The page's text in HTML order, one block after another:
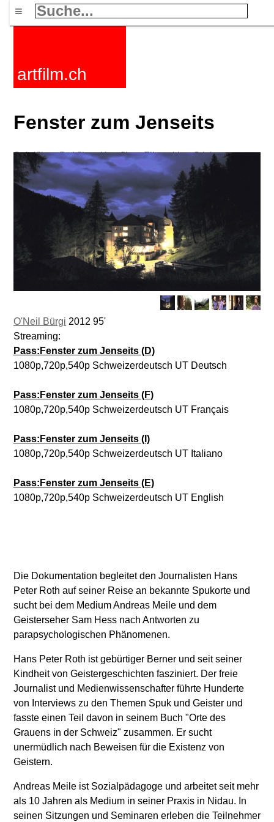
≡
artfilm.ch
Fenster zum Jenseits
O'Neil Bürgi 2012 95'
Streaming:
Pass:Fenster zum Jenseits (D)
1080p,720p,540p Schweizerdeutsch UT Deutsch
Pass:Fenster zum Jenseits (F)
1080p,720p,540p Schweizerdeutsch UT Français
Pass:Fenster zum Jenseits (I)
1080p,720p,540p Schweizerdeutsch UT Italiano
Pass:Fenster zum Jenseits (E)
1080p,720p,540p Schweizerdeutsch UT English
Die Dokumentation begleitet den Journalisten Hans
Peter Roth auf seiner Reise an bekannte Spukorte und
sucht bei dem Medium Andreas Meile und dem
Geisterseher Sam Hess nach Antworten zu
parapsychologischen Phänomenen.
Hans Peter Roth ist gebürtiger Berner und seit seiner
Kindheit von Geistergeschichten fasziniert. Der freie
Journalist und Medienwissenschafter führte Hunderte
von Interviews zu den Themen Spuk und Geister und
fasste einen Teil davon in seinem Buch "Orte des
Grauens in der Schweiz" zusammen. Er sucht
unermüdlich nach Beweisen für die Existenz von
Geistern.
Andreas Meile ist Sozialpädagoge und arbeitet seit mehr
als 10 Jahren als Medium in seiner Praxis in Nidau. In
seinen Sitzungen und Seminaren erleben die Teilnehmer
Spielfilme Dokfilme Kurzfilme Filmzyklen Stichworte
Nachrichten F-Rated FAQ Kontakt Maillist
Warenkorb
AGB
Kaufen AktivierenAbo